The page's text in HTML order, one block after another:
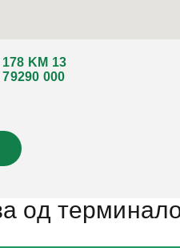
178 KM 13
000
од